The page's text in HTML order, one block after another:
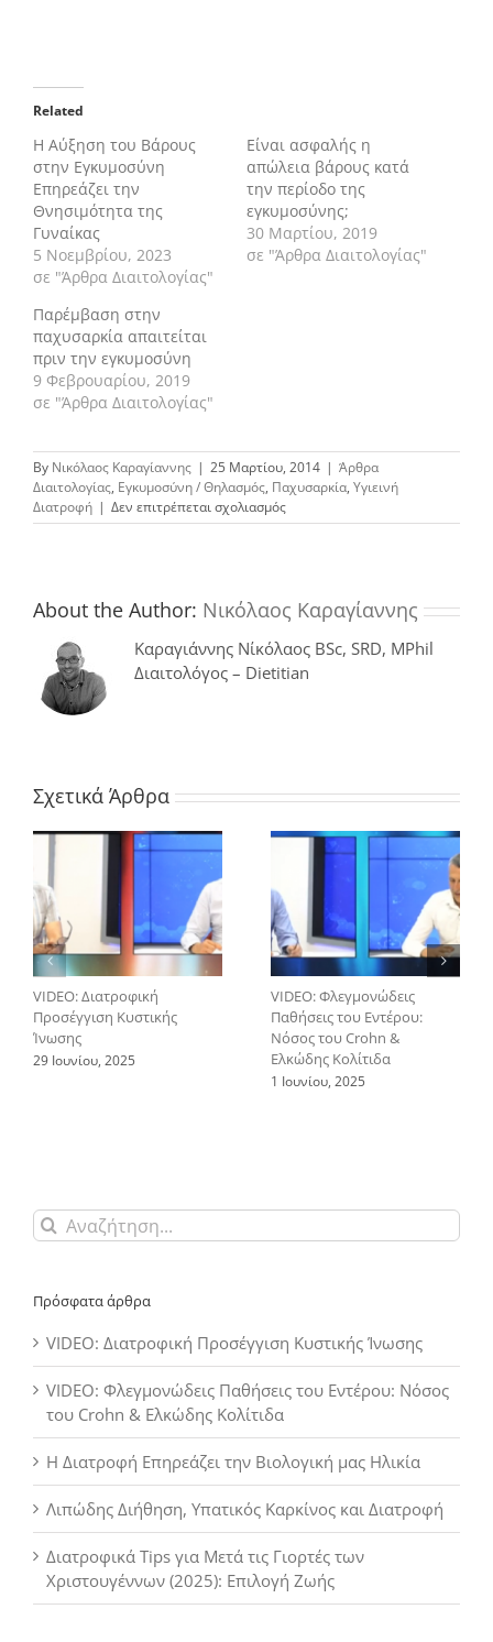
Related
Η Αύξηση του Βάρους
στην Εγκυμοσύνη
Επηρεάζει την
Θνησιμότητα της
Γυναίκας
5 Νοεμβρίου, 2023
σε "Άρθρα Διαιτολογίας"
Είναι ασφαλής η
απώλεια βάρους κατά
την περίοδο της
εγκυμοσύνης;
30 Μαρτίου, 2019
σε "Άρθρα Διαιτολογίας"
Παρέμβαση στην
παχυσαρκία απαιτείται
πριν την εγκυμοσύνη
9 Φεβρουαρίου, 2019
σε "Άρθρα Διαιτολογίας"
By Νικόλαος Καραγίαννης | 25 Μαρτίου, 2014 | Άρθρα
Διαιτολογίας, Εγκυμοσύνη / Θηλασμός, Παχυσαρκία, Υγιεινή
Διατροφή | Δεν επιτρέπεται σχολιασμόςστο
Η
γυναίκας
κατά
την
εγκυμοσύνη
επηρεάζει
About the Author: Νικόλαος Καραγίαννης
Καραγιάννης Νίκόλαος BSc, SRD, MPhil
Διαιτολόγος – Dietitian
Σχετικά Άρθρα
VIDEO: Διατροφική
Προσέγγιση Κυστικής
Ίνωσης
29 Ιουνίου, 2025
VIDEO: Φλεγμονώδεις
Παθήσεις του Εντέρου:
Νόσος του Crohn &
Ελκώδης Κολίτιδα
1 Ιουνίου, 2025
Αναζήτηση
για:
Πρόσφατα άρθρα
VIDEO: Διατροφική Προσέγγιση Κυστικής Ίνωσης
VIDEO: Φλεγμονώδεις Παθήσεις του Εντέρου: Νόσος
του Crohn & Ελκώδης Κολίτιδα
Η Διατροφή Επηρεάζει την Βιολογική μας Ηλικία
Λιπώδης Διήθηση, Υπατικός Καρκίνος και Διατροφή
Διατροφικά Tips για Μετά τις Γιορτές των
Χριστουγέννων (2025): Επιλογή Ζωής